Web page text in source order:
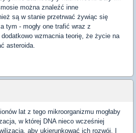
można znaleźć inne
są w stanie przetrwać żywiąc się
tym - mogły one trafić wraz z
wzmacnia teorię, że życie na
asteroida.
lat z tego mikroorganizmu mogłaby
w której DNA nieco wcześniej
aby ukierunkować ich rozwój. I